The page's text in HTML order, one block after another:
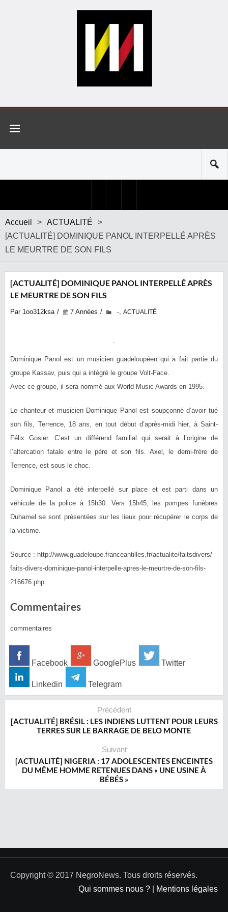
Accueil > ACTUALITÉ
>
[ACTUALITÉ] DOMINIQUE PANOL INTERPELLÉ APRÈS
LE MEURTRE DE SON FILS
[ACTUALITÉ] DOMINIQUE PANOL INTERPELLÉ APRÈS
LE MEURTRE DE SON FILS
Par 1oo312ksa 7 Années -, ACTUALITÉ
Dominique Panol est un musicien guadeloupéen qui a fait partie du
groupe Kassav, puis qui a intégré le groupe Volt-Face.
Avec ce groupe, il sera nommé aux World Music Awards en 1995.
Le chanteur et musicien Dominique Panol est soupçonné d’avoir tué
son fils, Terrence, 18 ans, en tout début d’après-midi hier, à Saint-
Félix Gosier. C’est un différend familial qui serait à l’origine de
l’altercation fatale entre le père et son fils. Axel, le demi-frère de
Terrence, est sous le choc.
Dominique Panol a été interpellé sur place et est parti dans un
véhicule de la police à 15h30. Vers 15h45, les pompes funèbres
Duhamel se sont présentées sur les lieux pour récupérer le corps de
la victime.
Source : http://www.guadeloupe.franceantilles.fr/actualite/faitsdivers/
faits-divers-dominique-panol-interpelle-apres-le-meurtre-de-son-fils-
216676.php
Commentaires
commentaires
Facebook GooglePlus Twitter
Linkedin Telegram
Précédent
[ACTUALITÉ] BRÉSIL : LES INDIENS LUTTENT POUR LEURS
TERRES SUR LE BARRAGE DE BELO MONTE
Suivant
[ACTUALITÉ] NIGERIA : 17 ADOLESCENTES ENCEINTES
DU MÊME HOMME RETENUES DANS « UNE USINE À
BÉBÉS »
Copyright © 2017 NegroNews. Tous droits réservés.
Qui sommes nous ?
Mentions légales